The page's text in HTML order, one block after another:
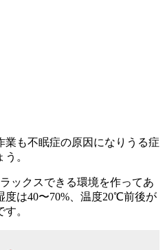
業も不眠症の原因になりうる症
。
ックスできる環境を作ってあ
度は40〜70%、温度20℃前後が
。